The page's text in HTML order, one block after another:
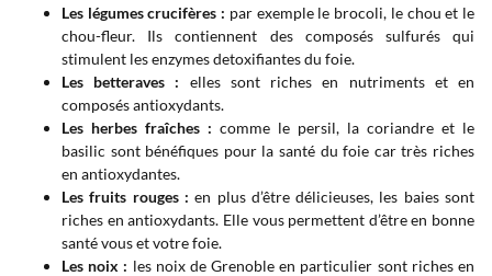
Les légumes crucifères : par exemple le brocoli, le chou et le
chou-fleur. Ils contiennent des composés sulfurés qui
stimulent les enzymes detoxifiantes du foie.
Les betteraves : elles sont riches en nutriments et en
composés antioxydants.
Les herbes fraîches : comme le persil, la coriandre et le
basilic sont bénéfiques pour la santé du foie car très riches
en antioxydantes.
Les fruits rouges : en plus d’être délicieuses, les baies sont
riches en antioxydants. Elle vous permettent d’être en bonne
santé vous et votre foie.
Les noix : les noix de Grenoble en particulier sont riches en